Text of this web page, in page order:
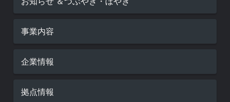
事業内容
企業情報
拠点情報